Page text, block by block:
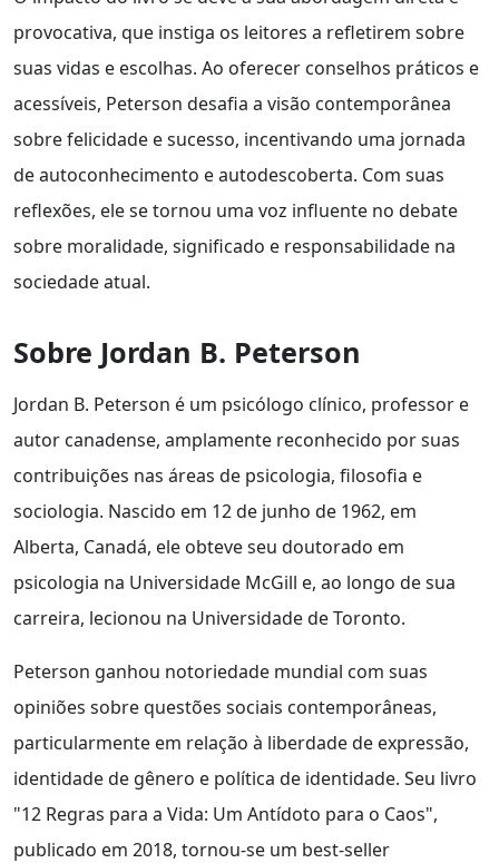
provocativa, que instiga os leitores a refletirem sobre
suas vidas e escolhas. Ao oferecer conselhos práticos e
acessíveis, Peterson desafia a visão contemporânea
sobre felicidade e sucesso, incentivando uma jornada
de autoconhecimento e autodescoberta. Com suas
reflexões, ele se tornou uma voz influente no debate
sobre moralidade, significado e responsabilidade na
sociedade atual.
Sobre Jordan B. Peterson
Jordan B. Peterson é um psicólogo clínico, professor e
autor canadense, amplamente reconhecido por suas
contribuições nas áreas de psicologia, filosofia e
sociologia. Nascido em 12 de junho de 1962, em
Alberta, Canadá, ele obteve seu doutorado em
psicologia na Universidade McGill e, ao longo de sua
carreira, lecionou na Universidade de Toronto.
Peterson ganhou notoriedade mundial com suas
opiniões sobre questões sociais contemporâneas,
particularmente em relação à liberdade de expressão,
identidade de gênero e política de identidade. Seu livro
"12 Regras para a Vida: Um Antídoto para o Caos",
publicado em 2018, tornou-se um best-seller